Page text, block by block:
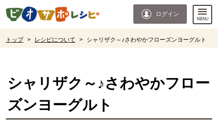
ページの先頭です。
ログイン
トップ > レシピについて > シャリザク～♪さわやかフローズンヨーグルト
シャリザク～♪さわやかフロー
ズンヨーグルト